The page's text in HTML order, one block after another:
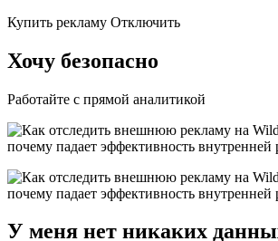
Купить рекламу Отключить
Хочу безопасно
Работайте с прямой аналитикой
У меня нет никаких